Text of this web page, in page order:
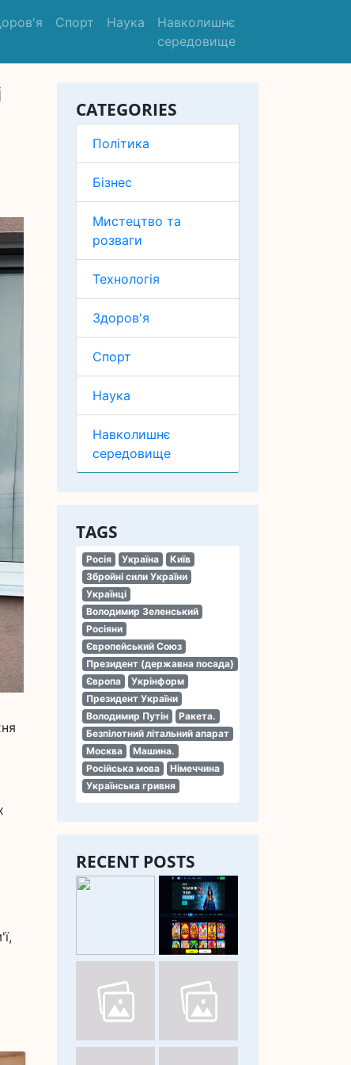
Спорт Наука
Навколишнє
середовище
CATEGORIES
Політика
Бізнес
Мистецтво та
розваги
Технологія
Здоров'я
Спорт
Наука
Навколишнє
середовище
TAGS
Росія Україна
Київ
Збройні сили України
Українці
Володимир Зеленський
Росіяни
Європейський Союз
Президент (державна посада)
Європа
Укрінформ
Президент України
Володимир Путін
Ракета.
Безпілотний літальний апарат
Москва
Машина.
Російська мова
Німеччина
Українська гривня
RECENT POSTS